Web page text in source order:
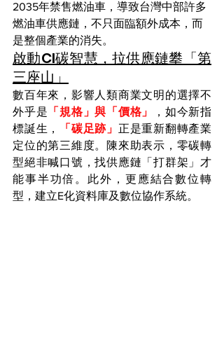
2035年禁售燃油車，導致台灣中部許多
燃油車供應鏈，不只面臨額外成本，而
是整個產業的消失。
啟動CI碳智慧，拉供應鏈攀「第
三座山」
數百年來，影響人類商業文明的選擇不
外乎是 「規格」與「價格」
，如今新指
標誕生，
「碳足跡」 正是重新翻轉產業
定位的第三維度。陳來助表示，零碳轉
型絕非喊口號，找供應鏈「打群架」才
能事半功倍。此外，更應結合數位轉
型，建立E化資料庫及數位協作系統。